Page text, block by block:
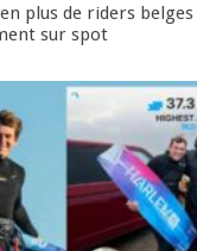
plus de riders
sur spot